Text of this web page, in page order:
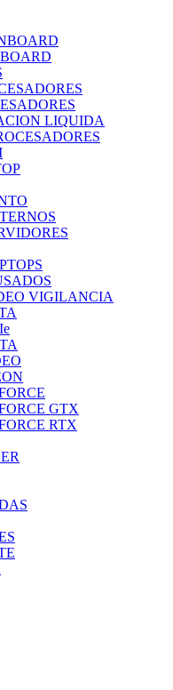
LIQUIDA
VIGILANCIA
GTX
RTX